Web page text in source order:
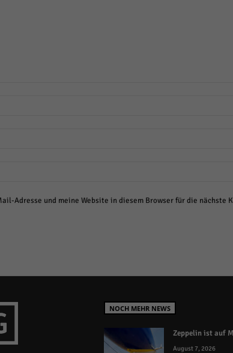
Adresse und meine Website in diesem Browser für die nächste
NOCH MEHR NEWS
Zeppelin ist auf
August 7, 2026